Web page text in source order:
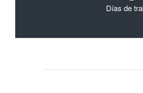
Días de